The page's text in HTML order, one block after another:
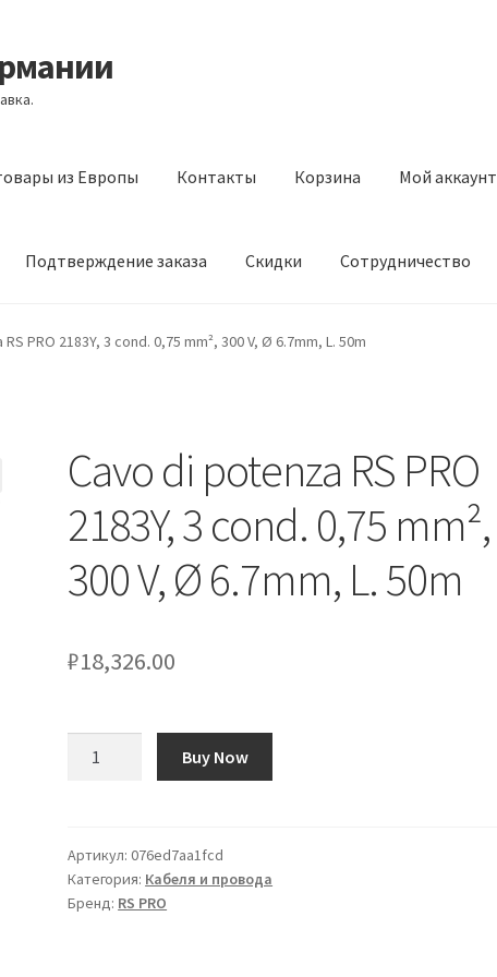
из Европы Контакты Корзина Мой аккаунт
Подтверждение заказа Скидки Сотрудничество
Европы Контакты Корзина Мой аккаунт Оставить отзыв
PRO 2183Y, 3 cond. 0,75 mm², 300 V, Ø 6.7mm, L. 50m
Cavo di potenza RS PRO
2183Y, 3 cond. 0,75 mm²,
300 V, Ø 6.7mm, L. 50m
₽18,326.00
potenza
RS
PRO
Buy Now
Артикул:076ed7aa1fcd
Категория: Кабеля и провода
Бренд: RS PRO